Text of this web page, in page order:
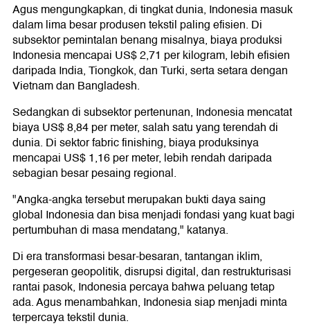
Agus mengungkapkan, di tingkat dunia, Indonesia masuk
dalam lima besar produsen tekstil paling efisien. Di
subsektor pemintalan benang misalnya, biaya produksi
Indonesia mencapai US$ 2,71 per kilogram, lebih efisien
daripada India, Tiongkok, dan Turki, serta setara dengan
Vietnam dan Bangladesh.
Sedangkan di subsektor pertenunan, Indonesia mencatat
biaya US$ 8,84 per meter, salah satu yang terendah di
dunia. Di sektor fabric finishing, biaya produksinya
mencapai US$ 1,16 per meter, lebih rendah daripada
sebagian besar pesaing regional.
"Angka-angka tersebut merupakan bukti daya saing
global Indonesia dan bisa menjadi fondasi yang kuat bagi
pertumbuhan di masa mendatang," katanya.
Di era transformasi besar-besaran, tantangan iklim,
pergeseran geopolitik, disrupsi digital, dan restrukturisasi
rantai pasok, Indonesia percaya bahwa peluang tetap
ada. Agus menambahkan, Indonesia siap menjadi minta
terpercaya tekstil dunia.